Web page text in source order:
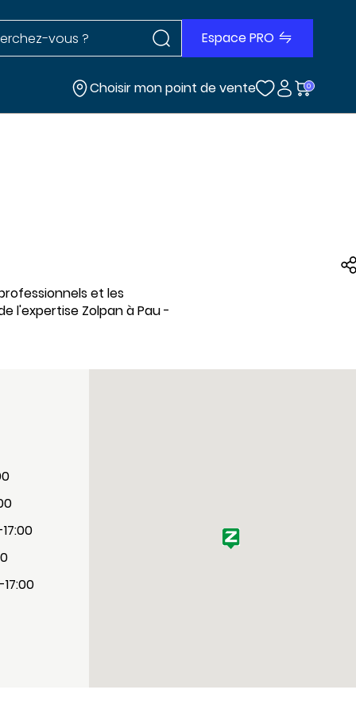
dans le site Rechercher dans le site
Espace PRO
Choisir mon point de vente 0
et les
l'expertise Zolpan à Pau -